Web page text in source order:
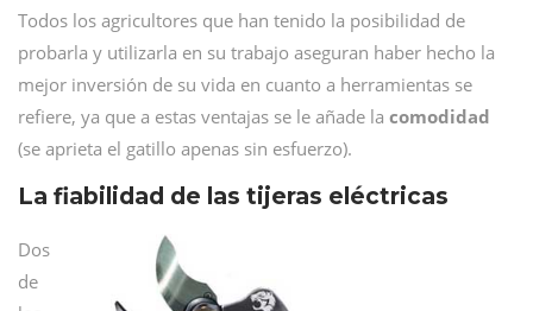
Todos los agricultores que han tenido la posibilidad de
probarla y utilizarla en su trabajo aseguran haber hecho la
mejor inversión de su vida en cuanto a herramientas se
refiere, ya que a estas ventajas se le añade la comodidad
(se aprieta el gatillo apenas sin esfuerzo).
La fiabilidad de las tijeras eléctricas
Dos
de